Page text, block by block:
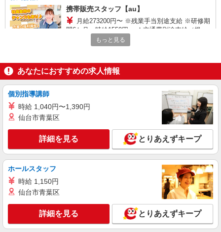
携帯販売スタッフ【au】
月給273200円〜 ※残業手当別途支給 ※研修期
間6か月・時給1550円〜 ★交通費別途支給（規定
社祝い金10万円支給(規定有) お友達を紹介頂くと,
+゜・。○。・゜+゜
岐阜県本巣市の家電量販店
キープ 詳細を見る
紹介予定派遣
株式会社シエロ
【Y!mobile】人気機種に詳しくなれる携帯販
月給207900円〜260200円（経験・能力によ
る） 資格手当（1〜6万円）賞与年2回（6月・12
月・実績最高5.4カ月分） 未経験から入社半年で
年収400万円以上への昇給実績あり ※残業代支給
+゜・。○。・゜+゜ 入社祝い金10万円支給(規定
有) ゜・。○。・゜+゜・。○。・゜+゜
岐阜県本巣市のY!mobileショップ
キープ 詳細を見る
派遣社員
株式会社シエロ
【ワイモバイル】の店舗スタッフ
時給1500円〜1600円（経験・能力による） ※
もっと見る
あなたにおすすめの求人情報
個別指導講師
時給 1,040円〜1,390円
仙台市青葉区
詳細を見る とりあえずキープ
ホールスタッフ
時給 1,150円
仙台市青葉区
詳細を見る とりあえずキープ